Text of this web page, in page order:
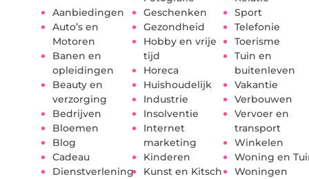
Aanbiedingen
Auto’s en
Motoren
Banen en
opleidingen
Beauty en
verzorging
Bedrijven
Bloemen
Blog
Cadeau
Dienstverlening
Geschenken
Gezondheid
Hobby en vrije
tijd
Horeca
Huishoudelijk
Industrie
Insolventie
Internet
marketing
Kinderen
Kunst en Kitsch
Sport
Telefonie
Toerisme
Tuin en
buitenleven
Vakantie
Verbouwen
Vervoer en
transport
Winkelen
Woning en
Woningen